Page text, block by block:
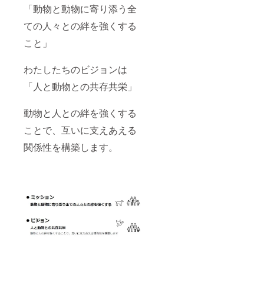
「動物と動物に寄り添う全
ての人々との絆を強くする
こと」
わたしたちのビジョンは
「人と動物との共存共栄」
動物と人との絆を強くする
ことで、互いに支えあえる
関係性を構築します。